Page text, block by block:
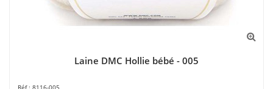
Laine DMC Hollie bébé - 005
8116-005